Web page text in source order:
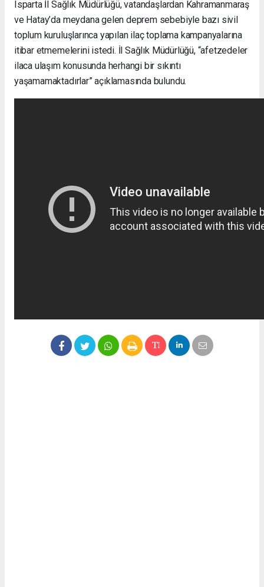
Isparta İl Sağlık Müdürlüğü, vatandaşlardan Kahramanmaraş
ve Hatay’da meydana gelen deprem sebebiyle bazı sivil
toplum kuruluşlarınca yapılan ilaç toplama kampanyalarına
itibar etmemelerini istedi. İl Sağlık Müdürlüğü, “afetzedeler
ilaca ulaşım konusunda herhangi bir sıkıntı
yaşamamaktadırlar” açıklamasında bulundu.